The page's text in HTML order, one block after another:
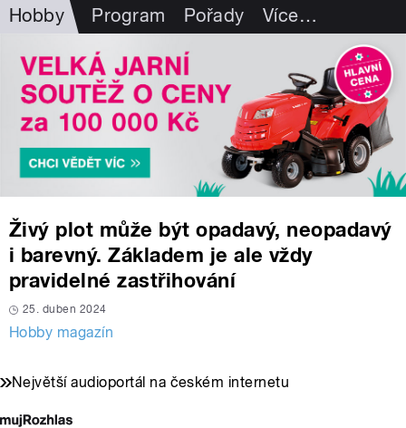
Hobby Program Pořady Více…
Živý plot může být opadavý, neopadavý
i barevný. Základem je ale vždy
pravidelné zastřihování
25. duben 2024
Hobby magazín
Největší audioportál na českém internetu